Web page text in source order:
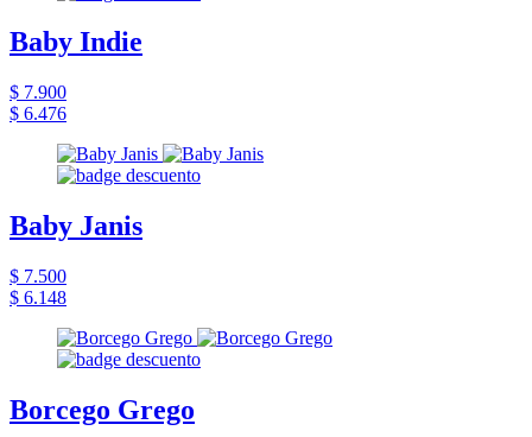
Baby Indie
$ 7.900
$ 6.476
Baby Janis
$ 7.500
$ 6.148
Borcego Grego